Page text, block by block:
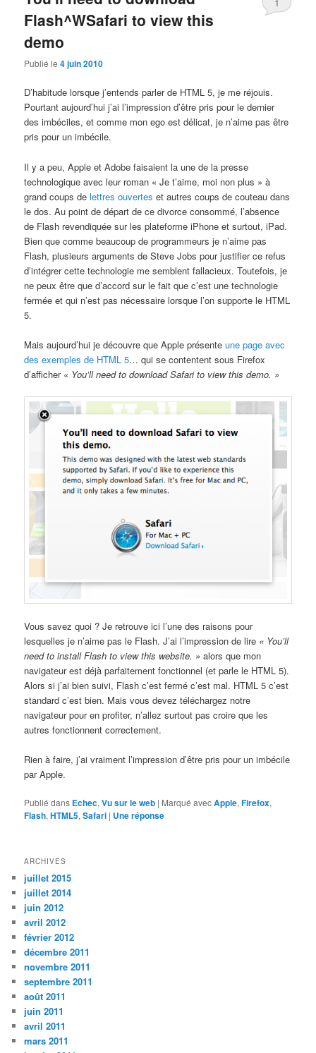
Flash^WSafari to view this
demo
Publié le4 juin 2010
1
D’habitude lorsque j’entends parler de HTML 5, je me réjouis.
Pourtant aujourd’hui j’ai l’impression d’être pris pour le dernier
des imbéciles, et comme mon ego est délicat, je n’aime pas être
pris pour un imbécile.
Il y a peu, Apple et Adobe faisaient la une de la presse
technologique avec leur roman « Je t’aime, moi non plus » à
grand coups delettres ouvertes et autres coups de couteau dans
le dos. Au point de départ de ce divorce consommé, l’absence
de Flash revendiquée sur les plateforme iPhone et surtout, iPad.
Bien que comme beaucoup de programmeurs je n’aime pas
Flash, plusieurs arguments de Steve Jobs pour justifier ce refus
d’intégrer cette technologie me semblent fallacieux. Toutefois, je
ne peux être que d’accord sur le fait que c’est une technologie
fermée et qui n’est pas nécessaire lorsque l’on supporte le HTML
5.
Mais aujourd’hui je découvre que Apple présenteune page avec
des exemples de HTML 5… qui se contentent sous Firefox
d’afficher « You’ll need to download Safari to view this demo. »
Vous savez quoi ? Je retrouve ici l’une des raisons pour
lesquelles je n’aime pas le Flash. J’ai l’impression de lire « You’ll
need to install Flash to view this website. » alors que mon
navigateur est déjà parfaitement fonctionnel (et parle le HTML 5).
Alors si j’ai bien suivi, Flash c’est fermé c’est mal. HTML 5 c’est
standard c’est bien. Mais vous devez téléchargez notre
navigateur pour en profiter, n’allez surtout pas croire que les
autres fonctionnent correctement.
Rien à faire, j’ai vraiment l’impression d’être pris pour un imbécile
par Apple.
Publié dans Echec,Vu sur le web | Marqué avecApple,Firefox,
Flash,HTML5,Safari | Uneréponse
ARCHIVES
juillet 2015
juillet 2014
juin 2012
avril 2012
février 2012
décembre 2011
novembre 2011
septembre 2011
août 2011
juin 2011
avril 2011
mars 2011